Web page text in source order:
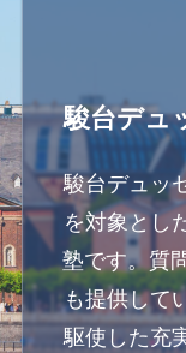
駿台デュ
駿台デュッ
を対象とし
塾です。 質
も提供して
駆使した充